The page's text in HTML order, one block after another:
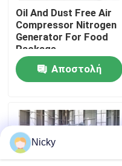
Επικοινωνήστε μαζί
Ειδήσεις
Ζητήστε μια
Παραγωγοί αζώτου
Γεννήτρια αζώτου
Oil And Dust Free Air
Compressor Nitrogen
Generator For Food
Package
Αποστολή
Nicky